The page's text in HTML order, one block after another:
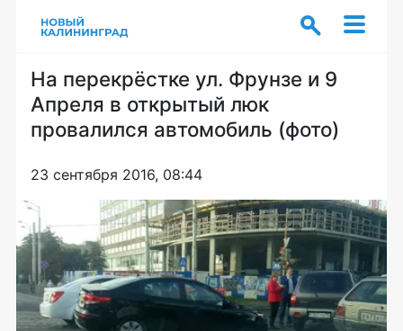
На перекрёстке ул. Фрунзе и 9
Апреля в открытый люк
провалился автомобиль (фото)
23 сентября 2016, 08:44